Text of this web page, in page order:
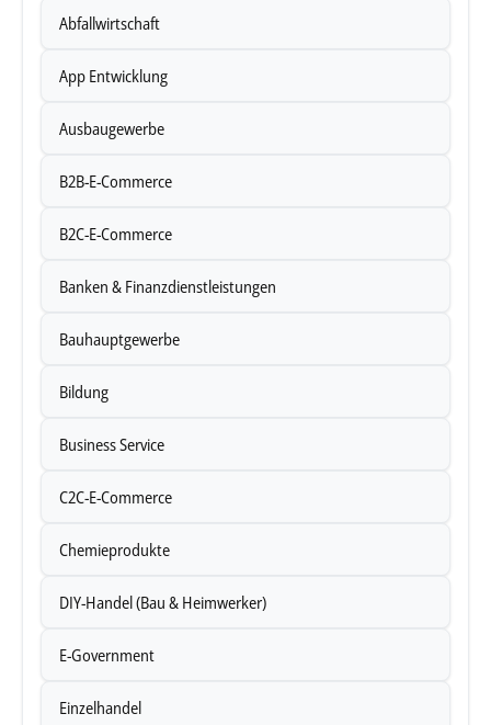
Abfallwirtschaft
App Entwicklung
Ausbaugewerbe
B2B-E-Commerce
B2C-E-Commerce
Banken & Finanzdienstleistungen
Bauhauptgewerbe
Bildung
Business Service
C2C-E-Commerce
Chemieprodukte
DIY-Handel (Bau & Heimwerker)
E-Government
Einzelhandel